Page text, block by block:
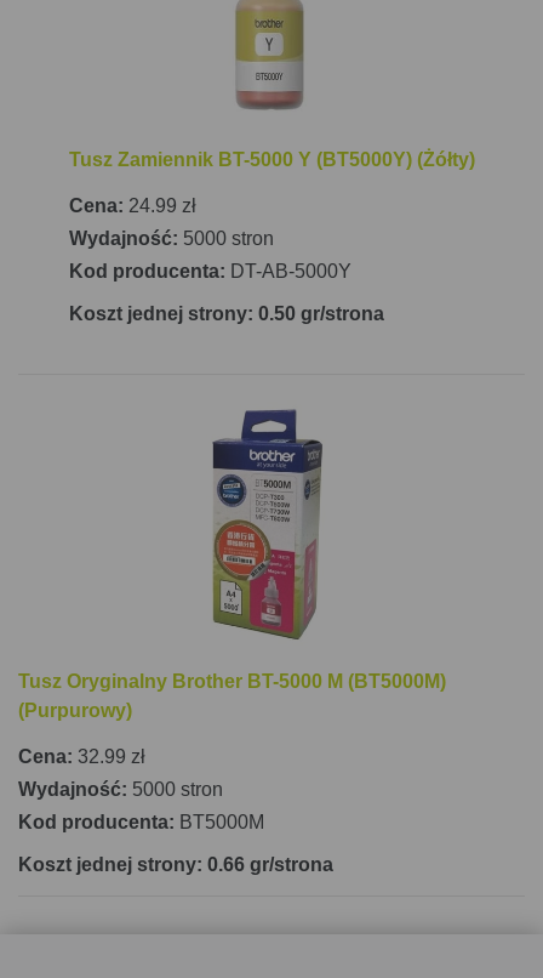
Tusz Zamiennik BT-5000 Y (BT5000Y) (Żółty)
Cena: 24.99 zł
Wydajność: 5000 stron
Kod producenta: DT-AB-5000Y
Koszt jednej strony: 0.50 gr/strona
Tusz Oryginalny Brother BT-5000 M (BT5000M)
(Purpurowy)
Cena: 32.99 zł
Wydajność: 5000 stron
Kod producenta: BT5000M
Koszt jednej strony: 0.66 gr/strona